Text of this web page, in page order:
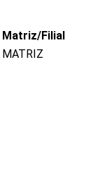
Matriz/Filial
MATRIZ